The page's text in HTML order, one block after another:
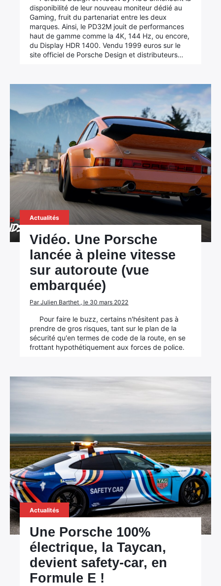
disponibilité de leur nouveau moniteur dédié au
Gaming, fruit du partenariat entre les deux
marques. Ainsi, le PD32M jouit de performances
haut de gamme comme la 4K, 144 Hz, ou encore,
du Display HDR 1400. Vendu 1999 euros sur le
site officiel de Porsche Design et distributeurs…
Actualités
Vidéo. Une Porsche
lancée à pleine vitesse
sur autoroute (vue
embarquée)
Par Julien Barthet , le 30 mars 2022
Pour faire le buzz, certains n'hésitent pas à
prendre de gros risques, tant sur le plan de la
sécurité qu'en termes de code de la route, en se
frottant hypothétiquement aux forces de police.
Actualités
Une Porsche 100%
électrique, la Taycan,
devient safety-car, en
Formule E !